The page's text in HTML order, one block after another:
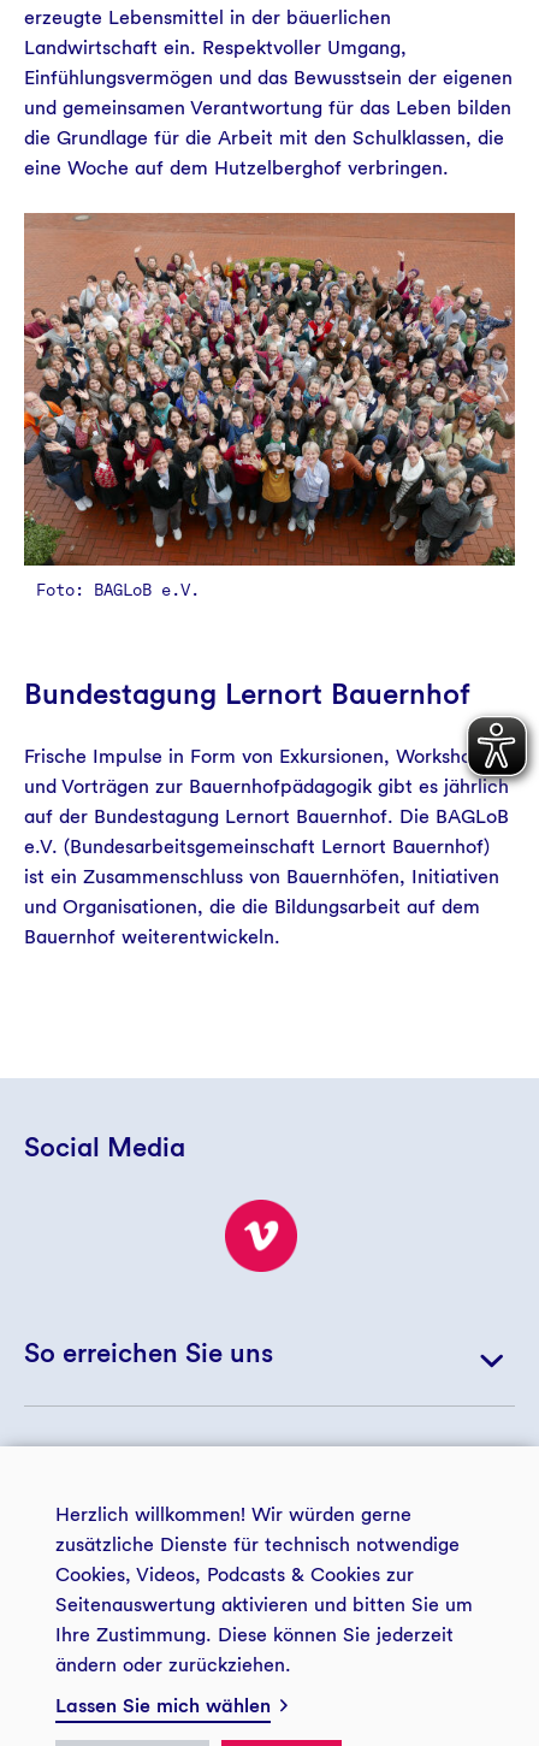
erzeugte Lebensmittel in der bäuerlichen
Landwirtschaft ein. Respektvoller Umgang,
Einfühlungsvermögen und das Bewusstsein der eigenen
und gemeinsamen Verantwortung für das Leben bilden
die Grundlage für die Arbeit mit den Schulklassen, die
eine Woche auf dem Hutzelberghof verbringen.
Bundestagung Lernort Bauernhof
Frische Impulse in Form von Exkursionen, Workshops
und Vorträgen zur Bauernhofpädagogik gibt es jährlich
auf der Bundestagung Lernort Bauernhof. Die BAGLoB
e.V. (Bundesarbeitsgemeinschaft Lernort Bauernhof)
ist ein Zusammenschluss von Bauernhöfen, Initiativen
und Organisationen, die die Bildungsarbeit auf dem
Bauernhof weiterentwickeln.
Foto: BAGLoB e.V.
Social Media
So erreichen Sie uns
landwirtschaft@gls-treuhand.de
Zur Kontaktseite
Zukunftsstiftung Landwirtschaft
GLS Treuhand e.V.
Postfach: 44774 Bochum
Impressum
zentrale Datenschutzerklärung
der GLS Treuhand e.V.
Barrierefreiheit Presse GLS Treuhand
Privatsphäre
Herzlich willkommen! Wir würden gerne
zusätzliche Dienste für technisch notwendige
Cookies, Videos, Podcasts & Cookies zur
Seitenauswertung aktivieren und bitten Sie um
Ihre Zustimmung. Diese können Sie jederzeit
ändern oder zurückziehen.
Lassen Sie mich wählen